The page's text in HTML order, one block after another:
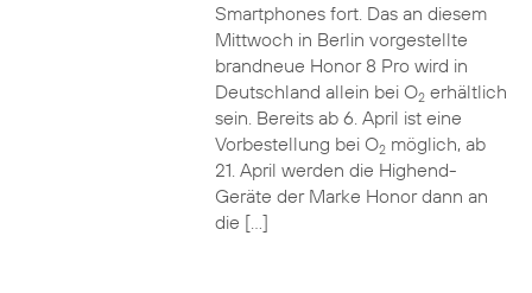
Smartphones fort. Das an diesem
Mittwoch in Berlin vorgestellte
brandneue Honor 8 Pro wird in
Deutschland allein bei O2erhältlich
sein. Bereits ab 6. April ist eine
Vorbestellung bei O2möglich, ab
21. April werden die Highend-
Geräte der Marke Honor dann an
die […]